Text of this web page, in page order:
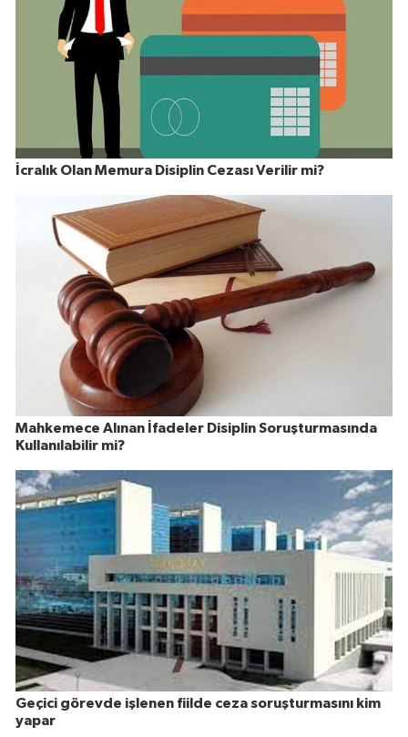
İcralık Olan Memura Disiplin Cezası Verilir mi?
Mahkemece Alınan İfadeler Disiplin Soruşturmasında
Kullanılabilir mi?
Geçici görevde işlenen fiilde ceza soruşturmasını kim
yapar